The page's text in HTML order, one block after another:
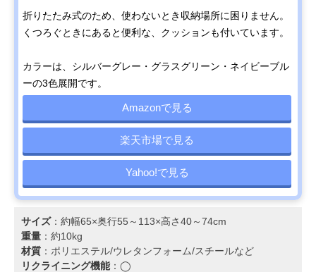
折りたたみ式のため、使わないとき収納場所に困りません。
くつろぐときにあると便利な、クッションも付いています。
カラーは、シルバーグレー・グラスグリーン・ネイビーブル
ーの3色展開です。
Amazonで見る
楽天市場で見る
Yahoo!で見る
サイズ：約幅65×奥行55～113×高さ40～74cm
重量 ：約10kg
材質 ：ポリエステル/ウレタンフォーム/スチールなど
リクライニング機能：◯